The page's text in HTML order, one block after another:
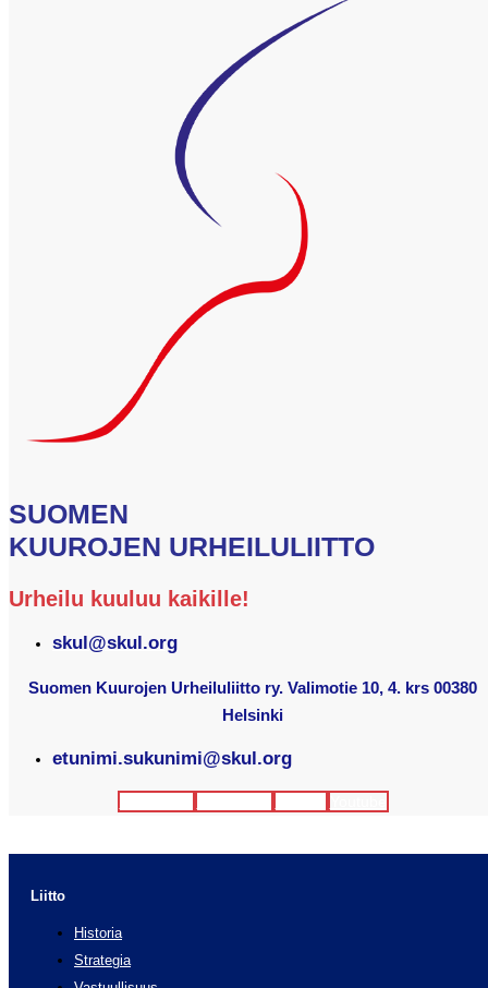
SUOMEN
KUUROJEN URHEILULIITTO
Urheilu kuuluu kaikille!
skul@skul.org
Suomen Kuurojen Urheiluliitto ry. Valimotie 10, 4. krs 00380
Helsinki
etunimi.sukunimi@skul.org
Liitto
Historia
Strategia